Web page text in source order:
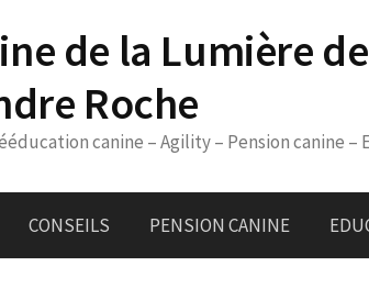
de la Lumière
Roche
canine – Agility – Pension canine –
CONSEILS PENSION CANINE